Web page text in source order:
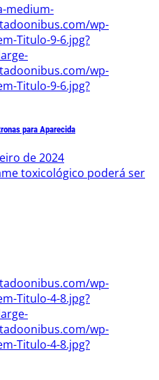
medium-
wp-
Titulo-9-6.jpg?
wp-
Titulo-9-6.jpg?
para Aparecida
de 2024
toxicológico poderá ser
wp-
Titulo-4-8.jpg?
wp-
Titulo-4-8.jpg?